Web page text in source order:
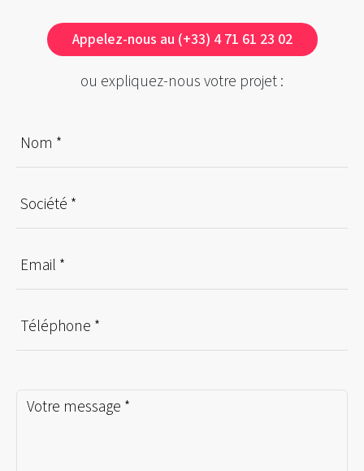
Appelez-nous au (+33) 4 71 61 23 02
ou expliquez-nous votre projet :